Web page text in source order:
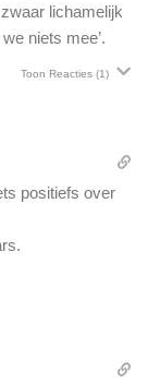
lichamelijk
niets mee’.
Toon Reacties (1)
positiefs over